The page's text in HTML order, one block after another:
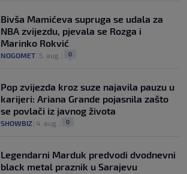
Bivša Mamićeva supruga se udala za
NBA zvijezdu, pjevala se Rozga i
Marinko Rokvić
NOGOMET 5. aug. 0
Pop zvijezda kroz suze najavila pauzu u
karijeri: Ariana Grande pojasnila zašto
se povlači iz javnog života
SHOWBIZ 4. aug. 0
Legendarni Marduk predvodi dvodnevni
black metal praznik u Sarajevu